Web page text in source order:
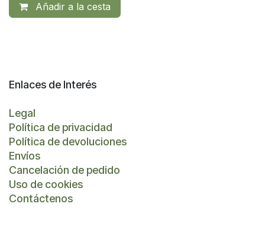
Añadir a la cesta
Enlaces de Interés
Legal
Política de privacidad
Política de devoluciones
Envíos
Cancelación de pedido
Uso de cookies
Contáctenos